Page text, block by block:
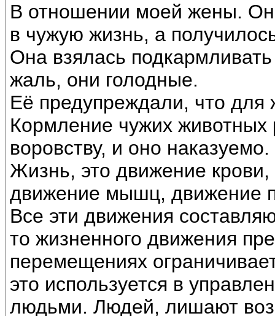
В отношении моей жены.
в чужую жизнь, а
Она взялась
жаль, они голодные.
Её предупреждали, что для
Кормление чужих животных
воровству, и оно наказуемо.
Жизнь, это движение крови,
движение мышц, движение
Все эти движения
то жизненного движения
перемещениях
это используется в
людьми. Людей, лишают